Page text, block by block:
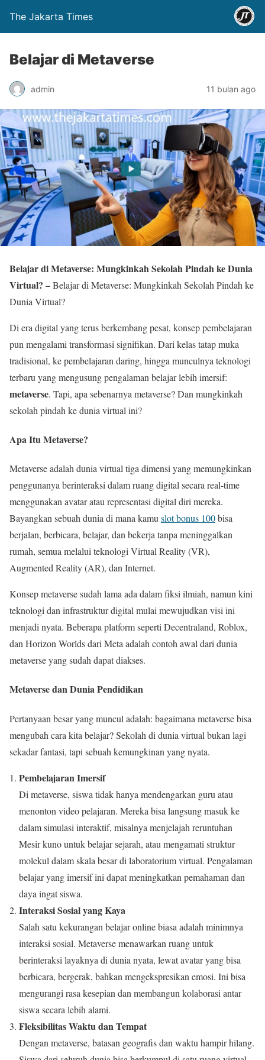
The Jakarta Times
Belajar di Metaverse
admin 11 bulan ago
Belajar di Metaverse: Mungkinkah Sekolah Pindah ke Dunia
Virtual? –Belajar di Metaverse: Mungkinkah Sekolah Pindah ke
Dunia Virtual?
Di era digital yang terus berkembang pesat, konsep pembelajaran
pun mengalami transformasi signifikan. Dari kelas tatap muka
tradisional, ke pembelajaran daring, hingga munculnya teknologi
terbaru yang mengusung pengalaman belajar lebih imersif:
metaverse. Tapi, apa sebenarnya metaverse? Dan mungkinkah
sekolah pindah ke dunia virtual ini?
Apa Itu Metaverse?
Metaverse adalah dunia virtual tiga dimensi yang memungkinkan
penggunanya berinteraksi dalam ruang digital secara real-time
menggunakan avatar atau representasi digital diri mereka.
Bayangkan sebuah dunia di mana kamuslot bonus 100bisa
berjalan, berbicara, belajar, dan bekerja tanpa meninggalkan
rumah, semua melalui teknologi Virtual Reality (VR),
Augmented Reality (AR), dan Internet.
Konsep metaverse sudah lama ada dalam fiksi ilmiah, namun kini
teknologi dan infrastruktur digital mulai mewujudkan visi ini
menjadi nyata. Beberapa platform seperti Decentraland, Roblox,
dan Horizon Worlds dari Meta adalah contoh awal dari dunia
metaverse yang sudah dapat diakses.
Metaverse dan Dunia Pendidikan
Pertanyaan besar yang muncul adalah: bagaimana metaverse bisa
mengubah cara kita belajar? Sekolah di dunia virtual bukan lagi
sekadar fantasi, tapi sebuah kemungkinan yang nyata.
Pembelajaran Imersif
Di metaverse, siswa tidak hanya mendengarkan guru atau
menonton video pelajaran. Mereka bisa langsung masuk ke
dalam simulasi interaktif, misalnya menjelajah reruntuhan
Mesir kuno untuk belajar sejarah, atau mengamati struktur
molekul dalam skala besar di laboratorium virtual. Pengalaman
belajar yang imersif ini dapat meningkatkan pemahaman dan
daya ingat siswa.
Interaksi Sosial yang Kaya
Salah satu kekurangan belajar online biasa adalah minimnya
interaksi sosial. Metaverse menawarkan ruang untuk
berinteraksi layaknya di dunia nyata, lewat avatar yang bisa
berbicara, bergerak, bahkan mengekspresikan emosi. Ini bisa
mengurangi rasa kesepian dan membangun kolaborasi antar
siswa secara lebih alami.
Fleksibilitas Waktu dan Tempat
Dengan metaverse, batasan geografis dan waktu hampir hilang.